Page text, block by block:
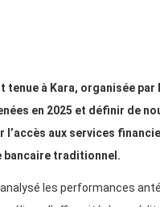
tenue à Kara, organisée
en 2025 et définir de
aux services
bancaire traditionnel.
les performances